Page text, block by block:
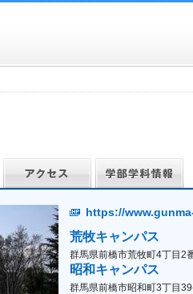
https://
荒牧キャンパス
群馬県前橋市荒牧町4丁目2
昭和キャンパス
群馬県前橋市昭和町3丁目